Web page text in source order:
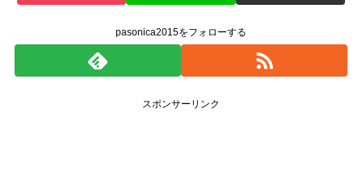
pasonica2015をフォローする
スポンサーリンク